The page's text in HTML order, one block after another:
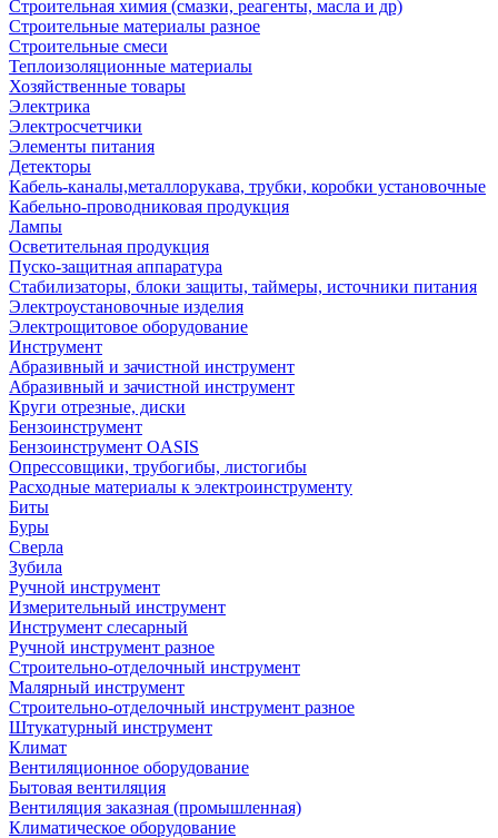
Строительная химия (смазки, реагенты, масла и др)
Строительные материалы разное
Строительные смеси
Теплоизоляционные материалы
Хозяйственные товары
Электрика
Электросчетчики
Элементы питания
Детекторы
Кабель-каналы,металлорукава, трубки, коробки установочные
Кабельно-проводниковая продукция
Лампы
Осветительная продукция
Пуско-защитная аппаратура
Стабилизаторы, блоки защиты, таймеры, источники питания
Электроустановочные изделия
Электрощитовое оборудование
Инструмент
Абразивный и зачистной инструмент
Абразивный и зачистной инструмент
Круги отрезные, диски
Бензоинструмент
Бензоинструмент OASIS
Опрессовщики, трубогибы, листогибы
Расходные материалы к электроинструменту
Биты
Буры
Сверла
Зубила
Ручной инструмент
Измерительный инструмент
Инструмент слесарный
Ручной инструмент разное
Строительно-отделочный инструмент
Малярный инструмент
Строительно-отделочный инструмент разное
Штукатурный инструмент
Климат
Вентиляционное оборудование
Бытовая вентиляция
Вентиляция заказная (промышленная)
Климатическое оборудование